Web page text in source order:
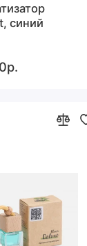
синий